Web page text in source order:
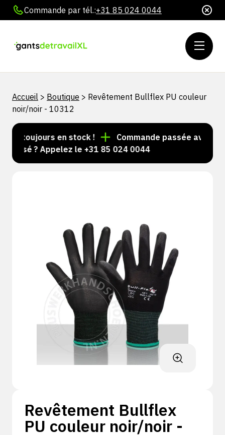
Commande par tél.:+31 85 024 0044
Accueil > Boutique > Revêtement Bullflex PU couleur
noir/noir - 10312
toujours en stock !
Commande passée avant 15
? Appelez le +31 85 024 0044
Revêtement Bullflex
PU couleur noir/noir -